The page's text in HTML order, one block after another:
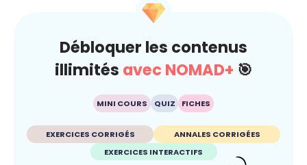
Carré sur la
route... je gère
avant qu'ç...
Débloquer les contenus
illimités avec NOMAD+ 🎯
MINI COURS QUIZ FICHES
EXERCICES CORRIGÉS
ANNALES CORRIGÉES
EXERCICES INTERACTIFS